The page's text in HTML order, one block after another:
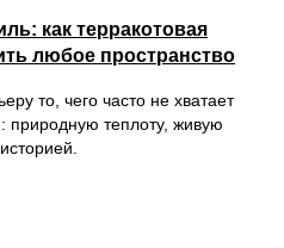
как терракотовая
любое пространство
то, чего часто не хватает
природную теплоту, живую